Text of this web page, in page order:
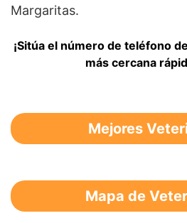
Margaritas.
¡Sitúa el número de teléfono
más cercana
Mejores
Mapa de